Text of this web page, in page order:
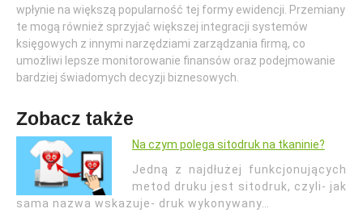
wpłynie na większą popularność tej formy ewidencji. Przemiany
te mogą również sprzyjać większej integracji systemów
księgowych z innymi narzędziami zarządzania firmą, co
umożliwi lepsze monitorowanie finansów oraz podejmowanie
bardziej świadomych decyzji biznesowych.
Zobacz także
Na czym polega sitodruk na tkaninie?
Jedną z najdłużej funkcjonujących
metod druku jest sitodruk, czyli- jak
sama nazwa wskazuje- druk wykonywany…